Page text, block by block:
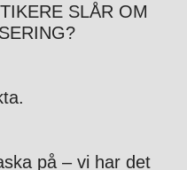
SLÅR OM
på – vi har det